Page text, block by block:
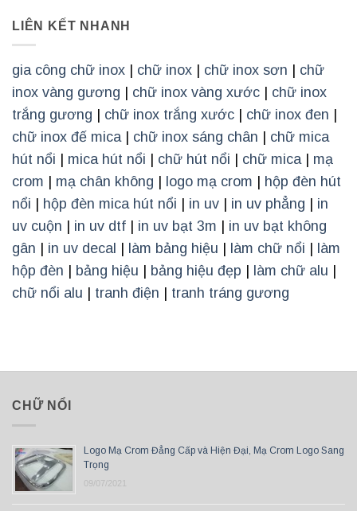
LIÊN KẾT NHANH
gia công chữ inox chữ inox chữ inox sơn
chữ
inox vàng gương
chữ inox vàng xước
chữ inox
trắng gương
chữ inox trắng xước chữ inox đen
chữ inox đế mica| chữ inox sáng chân
chữ mica
hút nổi
mica hút nổi chữ hút nổi chữ mica| mạ
crom
mạ chân không logo mạ crom
hộp đèn hút
nổi
hộp đèn mica hút nổi in uv in uv phẳng
in
uv cuộn
in uv dtf in uv bạt 3m
in uv bạt không
gân
in uv decal làm bảng hiệu làm chữ nổi
làm
hộp đèn
bảng hiệu bảng hiệu đẹp làm chữ alu
chữ nổi alu
tranh điện tranh tráng gương
CHỮ NỔI
Logo Mạ Crom Đẳng Cấp và Hiện Đại, Mạ Crom Logo Sang
Trọng
09/07/2021